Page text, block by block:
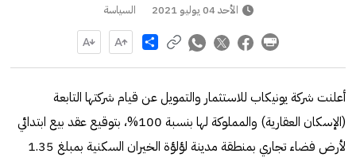
الأحد 04 يوليو 2021 السياسة
Share
أعلنت شركة يونيكاب للاستثمار والتمويل عن قيام شركتها التابعة
(الإسكان العقارية) والمملوكة لها بنسبة 100%، بتوقيع عقد بيع ابتدائي
لأرض فضاء تجاري بمنطقة مدينة لؤلؤة الخيران السكنية بمبلغ 1.35